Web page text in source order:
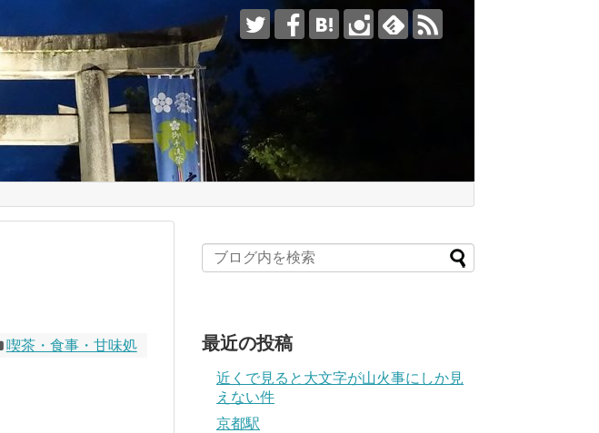
喫茶・食事・甘味処 最近の投稿
近くで見ると大文字が山火事にしか見
えない件
京都駅